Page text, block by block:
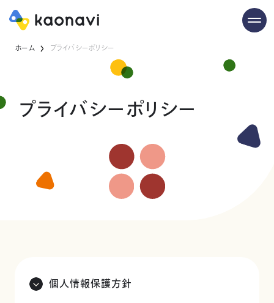
ホーム プライバシーポリシー
プライバシーポリシー
個人情報保護方針